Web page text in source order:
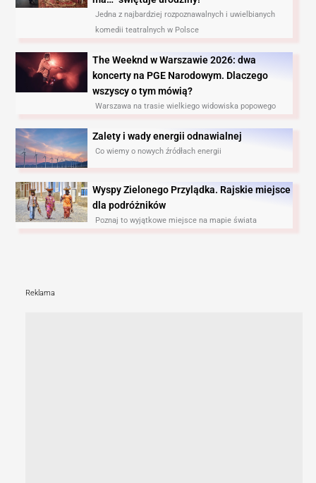
Jedna z najbardziej rozpoznawalnych i uwielbianych
komedii teatralnych w Polsce
The Weeknd w Warszawie 2026: dwa
koncerty na PGE Narodowym. Dlaczego
wszyscy o tym mówią?
Warszawa na trasie wielkiego widowiska popowego
Zalety i wady energii odnawialnej
Co wiemy o nowych źródłach energii
Wyspy Zielonego Przylądka. Rajskie miejsce
dla podróżników
Poznaj to wyjątkowe miejsce na mapie świata
Reklama